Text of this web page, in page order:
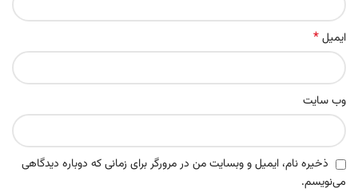
ایمیل*
وب‌ سایت
ذخیره نام، ایمیل و وبسایت من در مرورگر برای زمانی که دوباره دیدگاهی
می‌نویسم.